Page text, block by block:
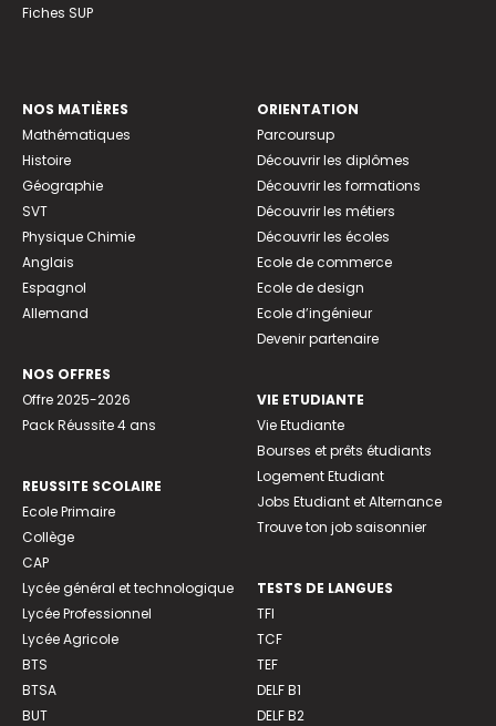
Fiches SUP
NOS MATIÈRES
Mathématiques
Histoire
Géographie
SVT
Physique Chimie
Anglais
Espagnol
Allemand
NOS OFFRES
Offre 2025-2026
Pack Réussite 4 ans
REUSSITE SCOLAIRE
Ecole Primaire
Collège
CAP
Lycée général et technologique
Lycée Professionnel
Lycée Agricole
BTS
BTSA
BUT
ORIENTATION
Parcoursup
Découvrir les diplômes
Découvrir les formations
Découvrir les métiers
Découvrir les écoles
Ecole de commerce
Ecole de design
Ecole d’ingénieur
Devenir partenaire
VIE ETUDIANTE
Vie Etudiante
Bourses et prêts étudiants
Logement Etudiant
Jobs Etudiant et Alternance
Trouve ton job saisonnier
TESTS DE LANGUES
TFI
TCF
TEF
DELF B1
DELF B2